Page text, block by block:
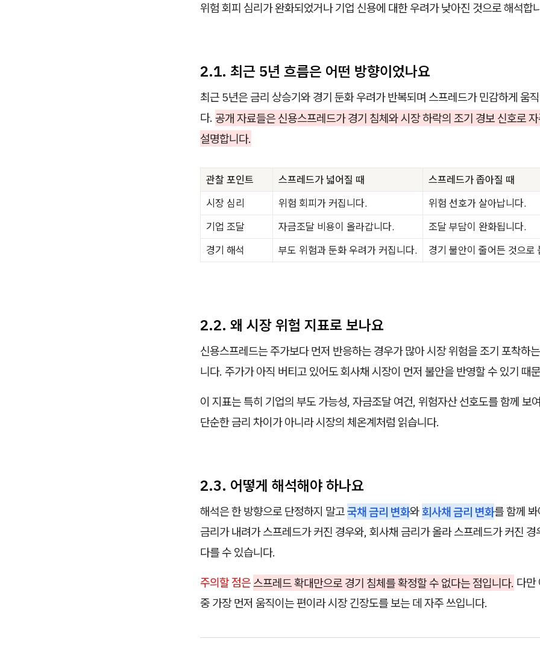
위험 회피 심리가 완화되었거나 기업 신용에 대한 우려가 낮아진 것으로 해석합
2.1. 최근 5년 흐름은 어떤 방향이었나요
최근 5년은 금리 상승기와 경기 둔화 우려가 반복되며 스프레드가 민감하게 움
다. 공개 자료들은 신용스프레드가 경기 침체와 시장 하락의 조기 경보 신호로
설명합니다.
관찰 포인트 스프레드가 넓어질 때
스프레드가 좁아질 때
시장 심리
위험 회피가 커집니다.
위험 선호가 살아납니다.
기업 조달
자금조달 비용이 올라갑니다.
조달 부담이 완화됩니다.
경기 해석
부도 위험과 둔화 우려가 커집니다. 경기 불안이 줄어든 것으로
2.2. 왜 시장 위험 지표로 보나요
신용스프레드는 주가보다 먼저 반응하는 경우가 많아 시장 위험을 조기 포착하
니다. 주가가 아직 버티고 있어도 회사채 시장이 먼저 불안을 반영할 수 있기 때
이 지표는 특히 기업의 부도 가능성, 자금조달 여건, 위험자산 선호도를 함께 보
단순한 금리 차이가 아니라 시장의 체온계처럼 읽습니다.
2.3. 어떻게 해석해야 하나요
해석은 한 방향으로 단정하지 말고국채 금리 변화와회사채 금리 변화를 함께
금리가 내려가 스프레드가 커진 경우와, 회사채 금리가 올라 스프레드가 커진 경
다를 수 있습니다.
주의할 점은 스프레드 확대만으로 경기 침체를 확정할 수 없다는 점입니다. 다만
중 가장 먼저 움직이는 편이라 시장 긴장도를 보는 데 자주 쓰입니다.